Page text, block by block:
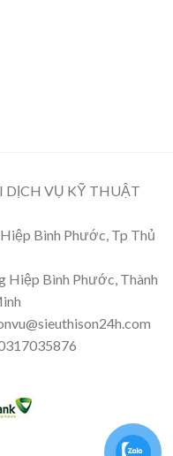
VỤ KỸ THUẬT
Bình Phước, Tp Thủ
Hiệp Bình Phước, Thành